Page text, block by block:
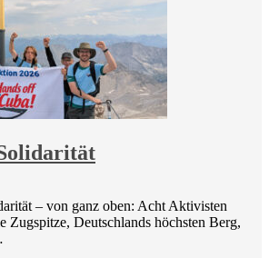
– von ganz oben: Acht Aktivisten
Zugspitze, Deutschlands höchsten Berg,